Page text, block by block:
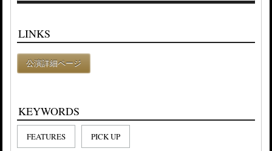
LINKS
公演詳細ページ
KEYWORDS
FEATURES PICK UP